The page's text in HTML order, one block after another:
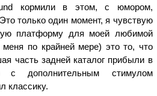
кормили в этом, с юмором,
только один момент, я чувствую
платформу для моей любимой
по крайней мере) это то, что
часть задней каталог прибыли в
с дополнительным стимулом
классику.